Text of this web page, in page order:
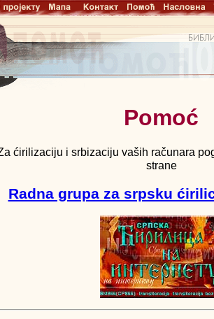
Pomoć
ćirilizaciju i srbizaciju vaših računara
strane
Radna grupa za srpsku